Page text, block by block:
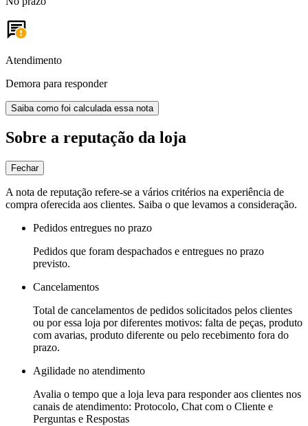
Atendimento
Demora para responder
Saiba como foi calculada essa nota
Sobre a reputação da loja
Fechar
A nota de reputação refere-se a vários critérios na experiência de
compra oferecida aos clientes. Saiba o que levamos a consideração.
Pedidos entregues no prazo
Pedidos que foram despachados e entregues no prazo
previsto.
Cancelamentos
Total de cancelamentos de pedidos solicitados pelos clientes
ou por essa loja por diferentes motivos: falta de peças, produto
com avarias, produto diferente ou pelo recebimento fora do
prazo.
Agilidade no atendimento
Avalia o tempo que a loja leva para responder aos clientes nos
canais de atendimento: Protocolo, Chat com o Cliente e
Perguntas e Respostas